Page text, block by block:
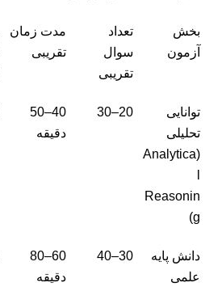
بخش
آزمون
تعداد
سوال
تقریبی
مدت زمان
تقریبی
توانایی
تحلیلی
(Analytica
Reasonin
g)
20–30
40–50
دقیقه
دانش پایه
علمی
30–40
60–80
دقیقه